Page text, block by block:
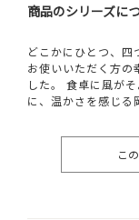
商品のシリーズに
どこかにひとつ、四
お使いいただく方の
した。 食卓に風が
に、温かさを感じる
こ